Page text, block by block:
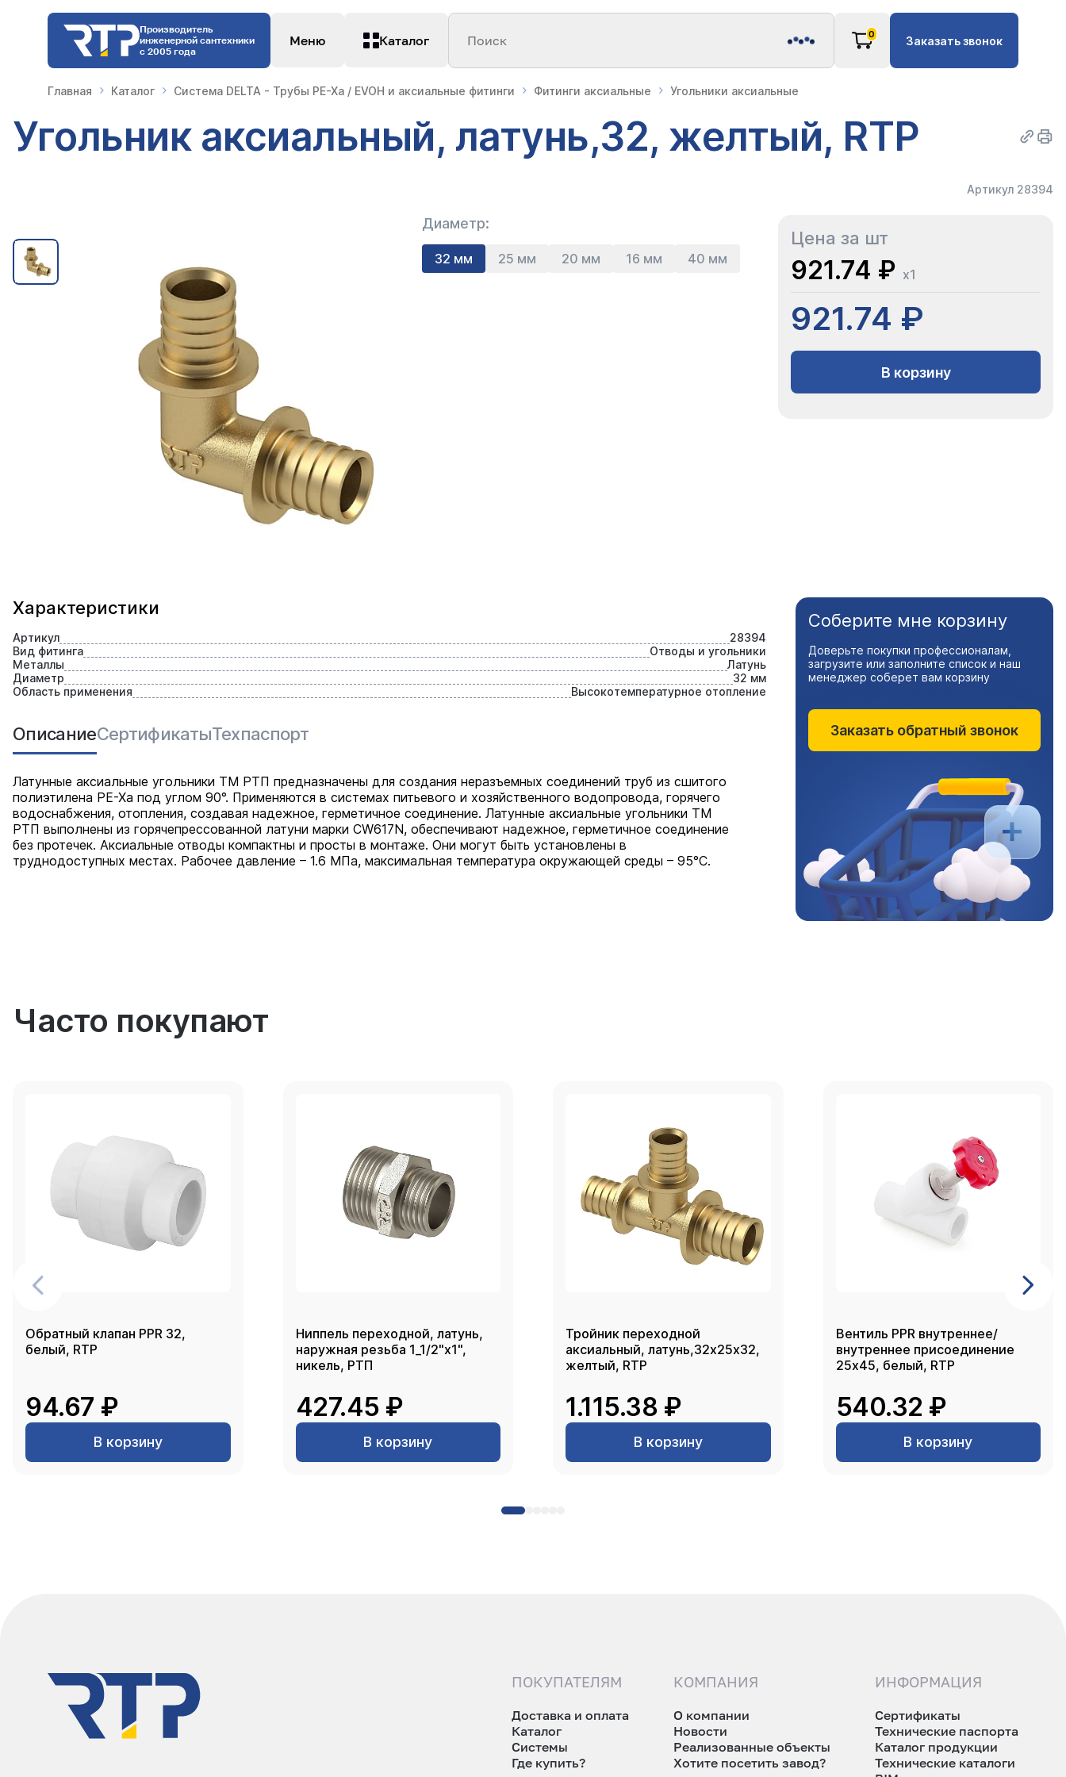
Производитель
инженерной сантехники
с 2005 года
Меню Каталог Поиск 0 Заказать звонок
Главная Каталог Система DELTA - Трубы PE-Xa / EVOH и аксиальные фитинги Фитинги аксиальные Угольники аксиальные
Угольник аксиальный, латунь,32, желтый, RTP
Артикул 28394
Диаметр:
32 мм 25 мм 20 мм 16 мм 40 мм
Цена за шт
921.74 ₽ x1
921.74 ₽
В корзину
Характеристики
Артикул
28394
Вид фитинга
Отводы и угольники
Металлы
Латунь
Диаметр
32 мм
Область применения
Высокотемпературное отопление
ОписаниеСертификатыТехпаспорт
Латунные аксиальные угольники ТМ РТП предназначены для создания неразъемных соединений труб из сшитого
полиэтилена PE-Xa под углом 90°. Применяются в системах питьевого и хозяйственного водопровода, горячего
водоснабжения, отопления, создавая надежное, герметичное соединение. Латунные аксиальные угольники ТМ
РТП выполнены из горячепрессованной латуни марки СW617N, обеспечивают надежное, герметичное соединение
без протечек. Аксиальные отводы компактны и просты в монтаже. Они могут быть установлены в
труднодоступных местах. Рабочее давление – 1.6 МПа, максимальная температура окружающей среды – 95°С.
Соберите мне корзину
Доверьте покупки профессионалам,
загрузите или заполните список и наш
менеджер соберет вам корзину
Заказать обратный звонок
Часто покупают
Обратный клапан PPR 32,
белый, RTP
94.67 ₽
В корзину
Ниппель переходной, латунь,
наружная резьба 1_1/2"х1",
никель, РТП
427.45 ₽
В корзину
Тройник переходной
аксиальный, латунь,32х25х32,
желтый, RTP
1.115.38 ₽
В корзину
Вентиль PPR внутреннее/
внутреннее присоединение
25х45, белый, RTP
540.32 ₽
В корзину
ПОКУПАТЕЛЯМ
Доставка и оплата
Каталог
Системы
Где купить?
КОМПАНИЯ
О компании
Новости
Реализованные объекты
Хотите посетить завод?
ИНФОРМАЦИЯ
Сертификаты
Технические паспорта
Каталог продукции
Технические каталоги